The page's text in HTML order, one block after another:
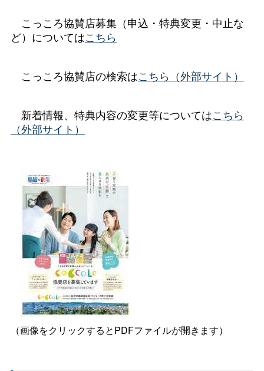
こっころ協賛店募集（申込・特典変更・中止な
ど）についてはこちら
こっころ協賛店の検索はこちら（外部サイト）
新着情報、特典内容の変更等についてはこちら
（外部サイト）
（画像をクリックするとPDFファイルが開きます）